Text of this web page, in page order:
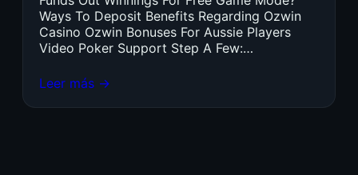
Ways To Deposit Benefits Regarding Ozwin
Casino Ozwin Bonuses For Aussie Players
Video Poker Support Step A Few:…
Leer más →